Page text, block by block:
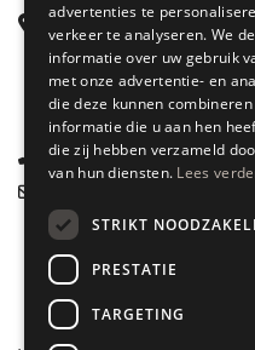
Steenstraat 71
6828 CD Arnhem
Gelderland
085 877 0704
advertenties te
verkeer te analyseren. We
informatie over uw gebruik
met onze advertentie- en
die deze kunnen
informatie die u aan hen
die zij hebben verzameld
van hun diensten. Lees
STRIKT
PRESTATIE
TARGETING